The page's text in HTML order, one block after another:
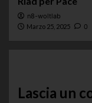
n8-woltlab
Marzo 25, 2025 0
Lascia un